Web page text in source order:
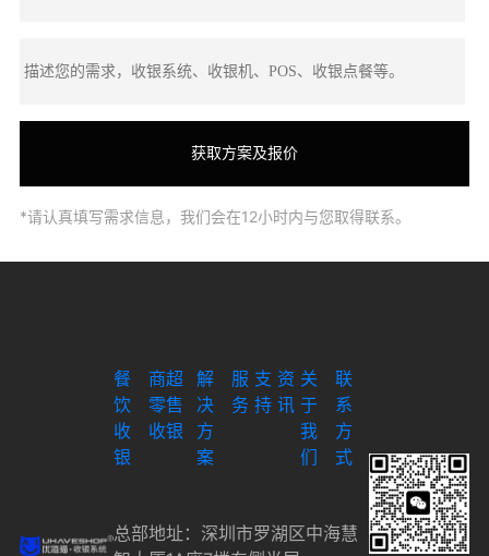
*请认真填写需求信息，我们会在12小时内与您取得联系。
餐
饮
收
银
商超
零售
收银
解
决
方
案
服
务
支
持
资
讯
关
于
我
们
联
系
方
式
总部地址：深圳市罗湖区中海慧